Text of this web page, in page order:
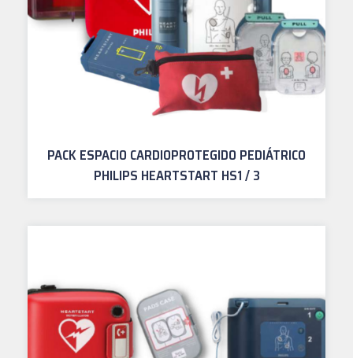
PACK ESPACIO CARDIOPROTEGIDO PEDIÁTRICO
PHILIPS HEARTSTART HS1 / 3